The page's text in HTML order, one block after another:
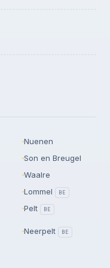
Nuenen
Son en Breugel
Waalre
Lommel BE
Pelt BE
Neerpelt BE